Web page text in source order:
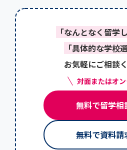
「なんとなく留学
「具体的な学校
お気軽にご相談
対面またはオ
無料で留学相
無料で資料請